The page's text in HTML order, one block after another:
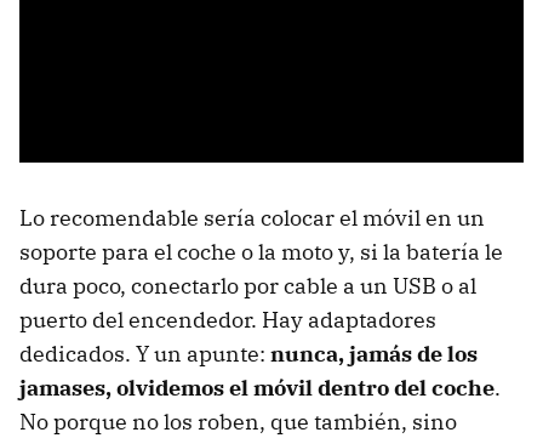
Lo recomendable sería colocar el móvil en un
soporte para el coche o la moto y, si la batería le
dura poco, conectarlo por cable a un USB o al
puerto del encendedor. Hay adaptadores
dedicados. Y un apunte: nunca, jamás de los
jamases, olvidemos el móvil dentro del coche.
No porque no los roben, que también, sino